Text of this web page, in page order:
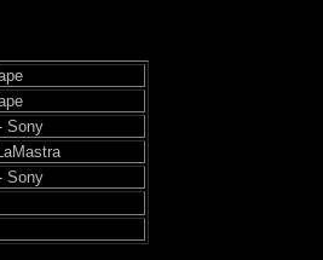
Sony
Sony